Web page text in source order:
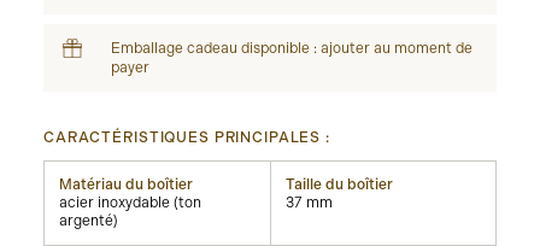
Emballage cadeau disponible : ajouter au moment de
payer
CARACTÉRISTIQUES PRINCIPALES :
Matériau du boîtier
acier inoxydable (ton
argenté)
Taille du boîtier
37 mm